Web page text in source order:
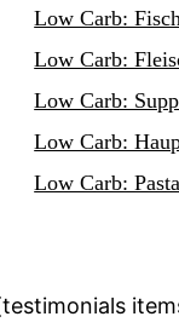
Low Carb:
Low Carb:
Low Carb:
Low Carb:
Low Carb: Pasta